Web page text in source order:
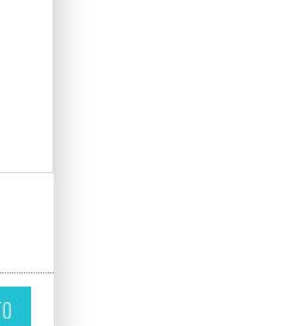
en la página de producto
Las opciones se pueden elegir en